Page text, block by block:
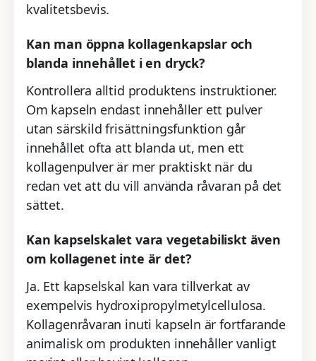
kvalitetsbevis.
Kan man öppna kollagenkapslar och
blanda innehållet i en dryck?
Kontrollera alltid produktens instruktioner.
Om kapseln endast innehåller ett pulver
utan särskild frisättningsfunktion går
innehållet ofta att blanda ut, men ett
kollagenpulver är mer praktiskt när du
redan vet att du vill använda råvaran på det
sättet.
Kan kapselskalet vara vegetabiliskt även
om kollagenet inte är det?
Ja. Ett kapselskal kan vara tillverkat av
exempelvis hydroxipropylmetylcellulosa.
Kollagenråvaran inuti kapseln är fortfarande
animalisk om produkten innehåller vanligt